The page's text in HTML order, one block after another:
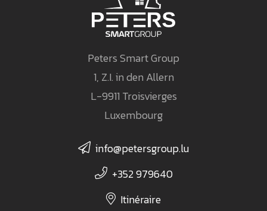
Peters Smart Group
1, Z.I. in den Allern
L-9911 Troisvierges
Luxembourg
info@petersgroup.lu
+352 979640
Itinéraire